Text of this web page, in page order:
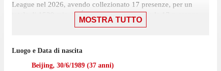
League nel 2026, avendo collezionato 17 presenze, per un
totale di 1530 minuti. É partito titolare in tutte le 17 presenze,
partita in cui ha giocato 90 minuti con la maglia del Beijing
Guoan contro Zhejiang, nella vittoria per 2-1. Ha mantenuto 6
MOSTRA TUTTO
Luogo e Data di nascita
Beijing, 30/6/1989 (37 anni)